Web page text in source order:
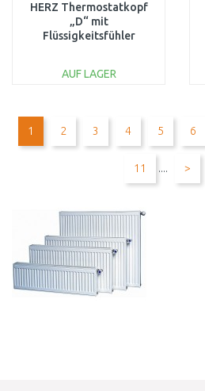
HERZ Thermostatkopf
„D“ mit
Flüssigkeitsfühler
AUF LAGER
1 2 3 4 5 6
11 .... >